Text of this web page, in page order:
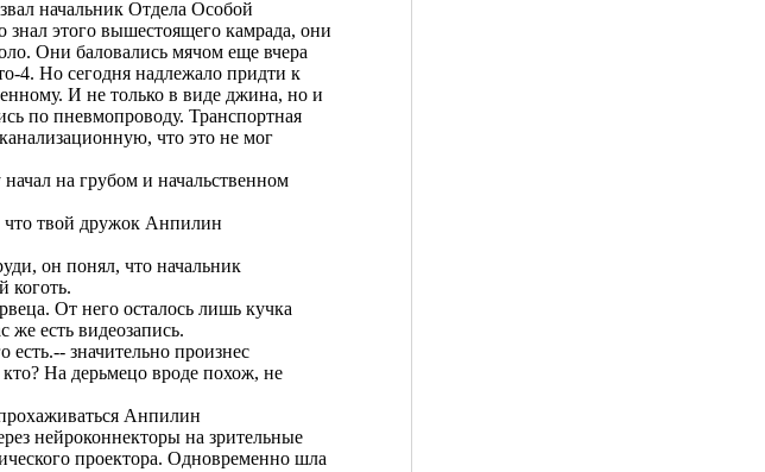
начальник Отдела Особой
этого вышестоящего камрада, они
Они баловались мячом еще вчера
4. Но сегодня надлежало придти к
И не только в виде джина, но и
по пневмопроводу. Транспортная
что это не мог
на грубом и начальственном
твой дружок Анпилин
он понял, что начальник
коготь.
От него осталось лишь кучка
же есть видеозапись.
есть.-- значительно произнес
На дерьмецо вроде похож, не
Анпилин
нейроконнекторы на зрительные
проектора. Одновременно шла